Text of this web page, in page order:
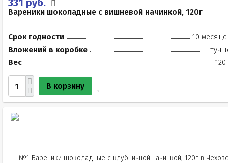
331 руб.
Вареники шоколадные с вишневой начинкой, 120г
Срок годности
10
Вложений в коробке
Вес
120
В корзину